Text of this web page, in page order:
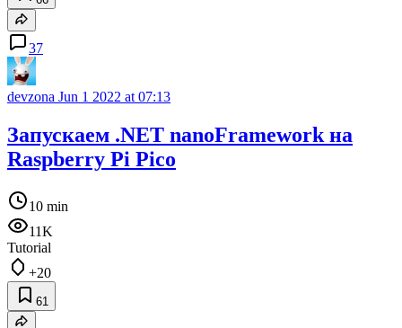
37
devzona Jun 1 2022 at 07:13
Запускаем .NET nanoFramework на
Raspberry Pi Pico
10 min
11K
Tutorial
+20
61